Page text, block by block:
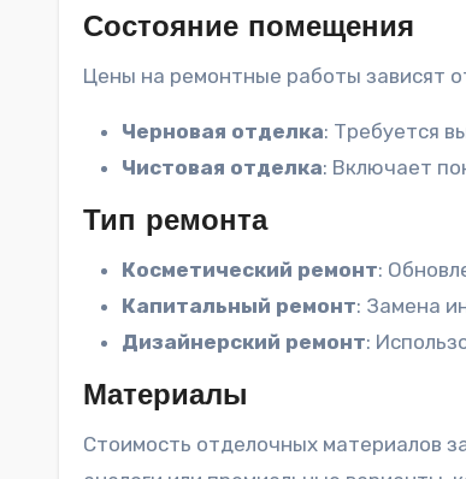
Состояние помещения
Цены на ремонтные работы зависят
Черновая отделка: Требуется
Чистовая отделка: Включает
Тип ремонта
Косметический ремонт:
Капитальный ремонт: Замена
Дизайнерский ремонт:
Материалы
Стоимость отделочных материалов